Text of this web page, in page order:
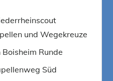
und Wegekreuze
Runde
Süd